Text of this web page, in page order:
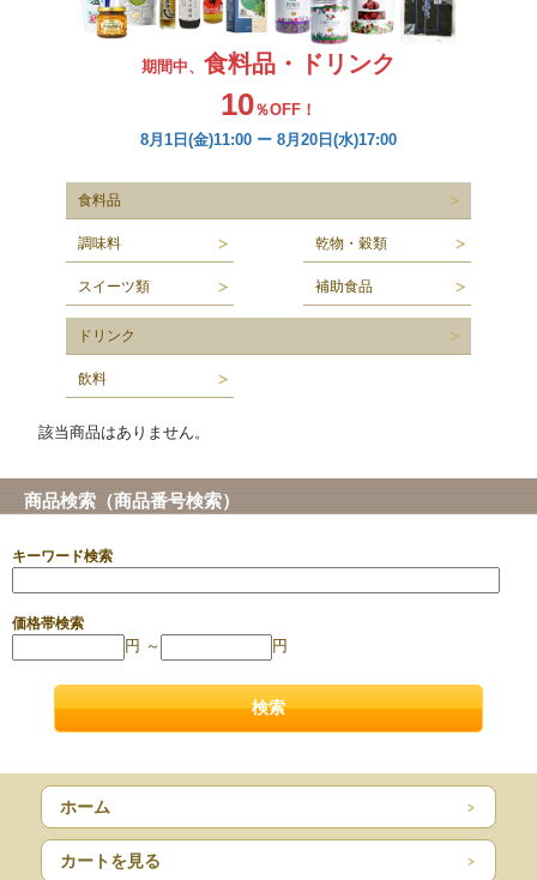
期間中、 食料品・ドリンク
10％OFF！
8月1日(金)11:00 ー 8月20日(水)17:00
食料品
調味料
スイーツ類
乾物・穀類
補助食品
ドリンク
飲料
該当商品はありません。
商品検索（商品番号検索）
キーワード検索
価格帯検索
円 ～ 円
ホーム
カートを見る